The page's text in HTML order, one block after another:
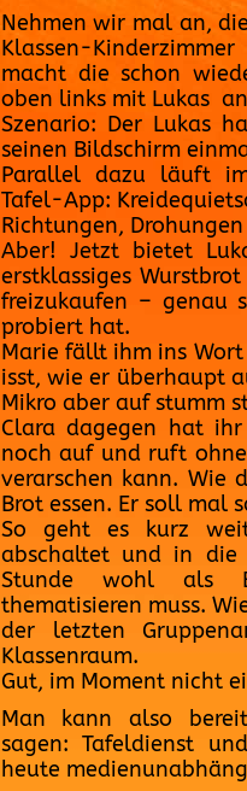
Nehmen wir mal an,
Klassen-
macht die schon
oben links mit Lukas
Szenario: Der Lukas
seinen Bildschirm
Parallel dazu läuft
Tafel-App:
Richtungen,
Aber! Jetzt bietet
erstklassiges
freizukaufen – genau
probiert hat.
Marie fällt ihm ins
isst, wie er überhaupt
Mikro aber auf stumm
Clara dagegen hat
noch auf und ruft
verarschen kann. Wie
Brot essen. Er soll mal
So geht es kurz
abschaltet und in die
Stunde wohl als
thematisieren muss.
der letzten
Klassenraum.
Gut, im Moment nicht
Man kann also
sagen: Tafeldienst
heute